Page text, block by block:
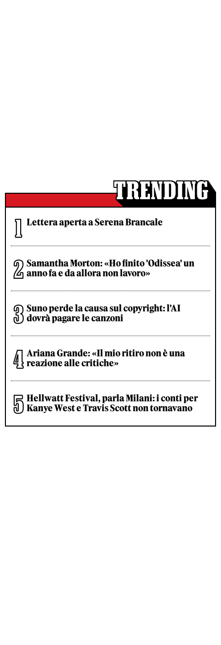
Lettera aperta a Serena Brancale
Samantha Morton: «Ho finito 'Odissea' un
anno fa e da allora non lavoro»
Suno perde la causa sul copyright: l'AI
dovrà pagare le canzoni
Ariana Grande: «Il mio ritiro non è una
reazione alle critiche»
Hellwatt Festival, parla Milani: i conti per
Kanye West e Travis Scott non tornavano